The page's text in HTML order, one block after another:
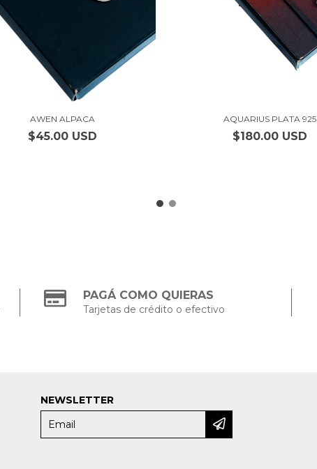
AWEN ALPACA
$45.00 USD
AQUARIUS PLATA 925
$180.00 USD
PAGÁ COMO QUIERAS
Tarjetas de crédito o efectivo
NEWSLETTER